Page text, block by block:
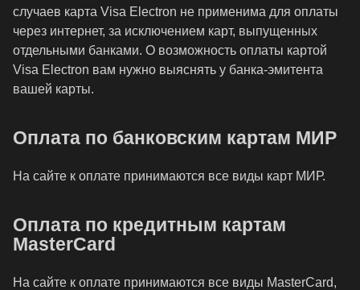
случаев карта Visa Electron не применима для оплаты
через интернет, за исключением карт, выпущенных
отдельными банками. О возможность оплаты картой
Visa Electron вам нужно выяснять у банка-эмитента
вашей карты.
Оплата по банковским картам МИР
На сайте к оплате принимаются все виды карт МИР.
Оплата по кредитным картам
MasterCard
На сайте к оплате принимаются все виды MasterCard,